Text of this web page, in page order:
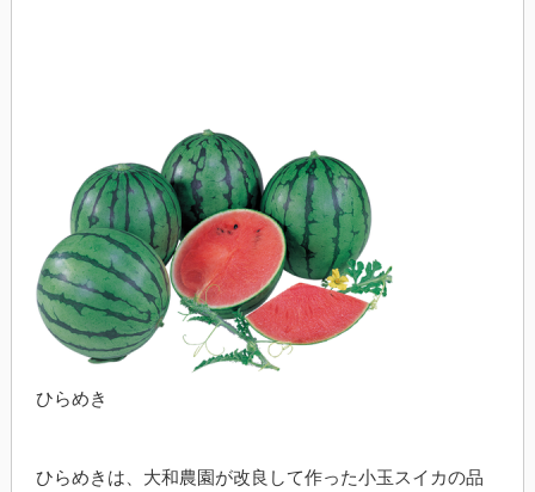
ひらめき
ひらめきは、大和農園が改良して作った小玉スイカの品